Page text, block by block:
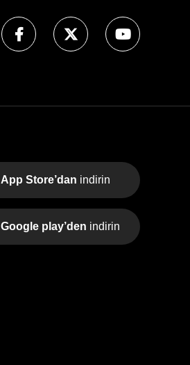
App Store’dan indirin
Google play’den indirin